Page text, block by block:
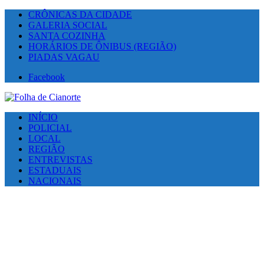
CRÔNICAS DA CIDADE
GALERIA SOCIAL
SANTA COZINHA
HORÁRIOS DE ÔNIBUS (REGIÃO)
PIADAS VAGAU
Facebook
INÍCIO
POLICIAL
LOCAL
REGIÃO
ENTREVISTAS
ESTADUAIS
NACIONAIS